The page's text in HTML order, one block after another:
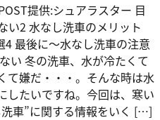
提供:シュアラスター 目
い2 水なし洗車のメリット
最後に〜水なし洗車の注意
い 冬の洗車、水が冷たくて
て嫌だ・・・。そんな時は水
したいですね。今回は、寒い
車”に関する情報をいく […]